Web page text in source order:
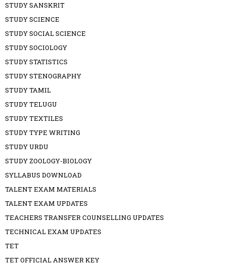
STUDY SANSKRIT
STUDY SCIENCE
STUDY SOCIAL SCIENCE
STUDY SOCIOLOGY
STUDY STATISTICS
STUDY STENOGRAPHY
STUDY TAMIL
STUDY TELUGU
STUDY TEXTILES
STUDY TYPE WRITING
STUDY URDU
STUDY ZOOLOGY-BIOLOGY
SYLLABUS DOWNLOAD
TALENT EXAM MATERIALS
TALENT EXAM UPDATES
TEACHERS TRANSFER COUNSELLING UPDATES
TECHNICAL EXAM UPDATES
TET
TET OFFICIAL ANSWER KEY